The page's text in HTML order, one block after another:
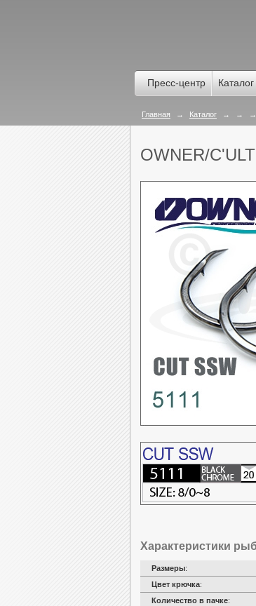
Пресс-центр Каталог
Главная → Каталог → → →
OWNER/
Характеристики
Размеры:
Цвет крючка:
Количество в пачке: